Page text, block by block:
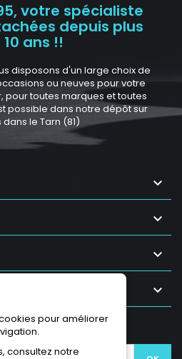
votre spécialiste
depuis plus
ans !!
disposons d'un large choix de
ou neuves pour votre
pour toutes marques et toutes
possible dans notre dépôt sur
le Tarn (81)




pour améliorer
consultez notre